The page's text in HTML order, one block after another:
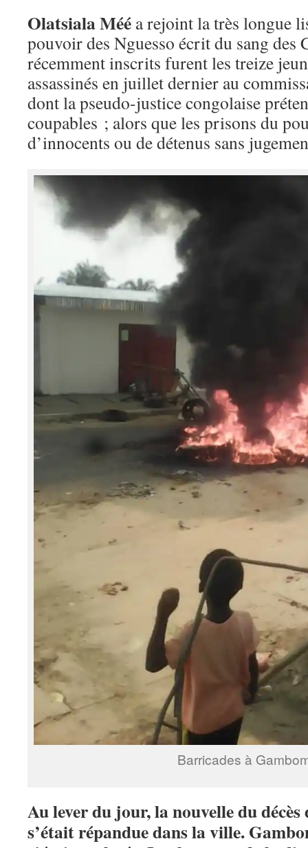
OlatsialaMéé a rejoint la très longue
pouvoir des Nguesso écrit du sang des
récemment inscrits furent les treize
assassinés en juillet dernier au
dont la pseudo-justice congolaise
coupables ; alors que les prisons du
d’innocents ou de détenus sans
Barricades à
Au lever du jour, la nouvelle du
s’était répandue dans la ville.